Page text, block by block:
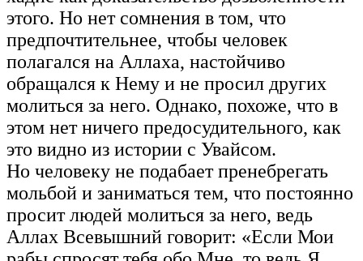
этого. Но нет сомнения в том, что
предпочтительнее, чтобы человек
полагался на Аллаха, настойчиво
обращался к Нему и не просил других
молиться за него. Однако, похоже, что в
этом нет ничего предосудительного, как
это видно из истории с Увайсом.
Но человеку не подабает пренебрегать
мольбой и заниматься тем, что постоянно
просит людей молиться за него, ведь
Аллах Всевышний говорит: «Если Мои